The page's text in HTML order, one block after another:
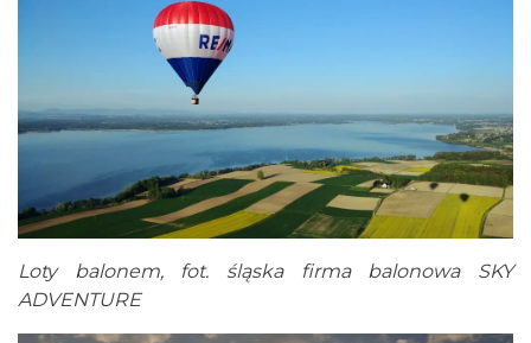
Loty balonem, fot. śląska firma balonowa SKY
ADVENTURE